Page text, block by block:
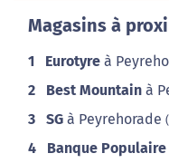
Magasins à
1 Eurotyre à
2 Best Mountain à
3 SG à Peyrehorade
4 Banque Populaire